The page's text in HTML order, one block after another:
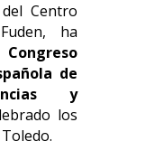
Centro
ha
de
y
los